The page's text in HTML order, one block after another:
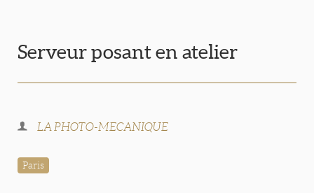
Serveur posant en atelier
LA PHOTO-MECANIQUE
Paris